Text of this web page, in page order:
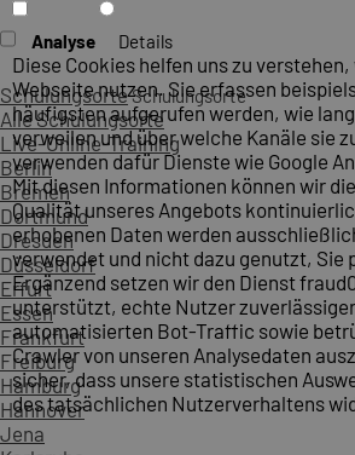
SchulungsorteSchulungsorte
Alle Schulungsorte
Live-Online-Training
Berlin
Bremen
Dortmund
Dresden
Düsseldorf
Erfurt
Essen
Frankfurt
Freiburg
Hamburg
Hannover
Jena
Analyse Details
Diese Cookies helfen uns zu
Webseite nutzen. Sie erfassen
häufigsten aufgerufen werden, wie
verweilen und über welche Kanäle sie
verwenden dafür Dienste wie Google
Mit diesen Informationen können wir
Qualität unseres Angebots
erhobenen Daten werden
verwendet und nicht dazu genutzt,
Ergänzend setzen wir den Dienst
unterstützt, echte Nutzer
automatisierten Bot-Traffic sowie
Crawler von unseren Analysedaten
sicher, dass unsere statistischen
des tatsächlichen Nutzerverhaltens